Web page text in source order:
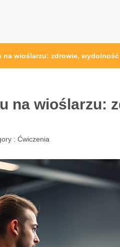
na wioślarzu: zdrowie,
na wioślarzu:
: Ćwiczenia